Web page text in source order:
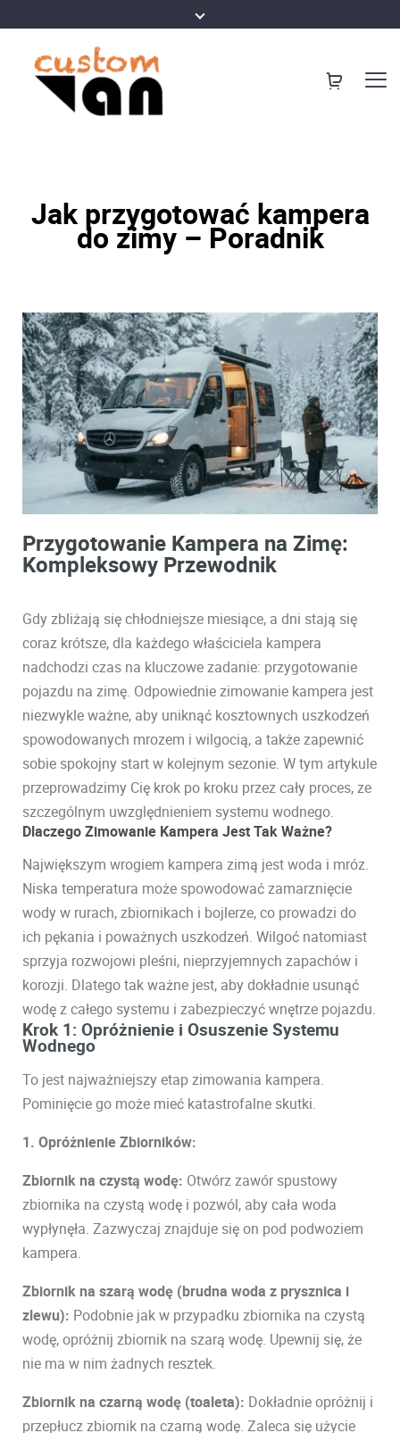
Jak przygotować kampera
do zimy – Poradnik
Przygotowanie Kampera na Zimę:
Kompleksowy Przewodnik
Gdy zbliżają się chłodniejsze miesiące, a dni stają się
coraz krótsze, dla każdego właściciela kampera
nadchodzi czas na kluczowe zadanie: przygotowanie
pojazdu na zimę. Odpowiednie zimowanie kampera jest
niezwykle ważne, aby uniknąć kosztownych uszkodzeń
spowodowanych mrozem i wilgocią, a także zapewnić
sobie spokojny start w kolejnym sezonie. W tym artykule
przeprowadzimy Cię krok po kroku przez cały proces, ze
szczególnym uwzględnieniem systemu wodnego.
Dlaczego Zimowanie Kampera Jest Tak Ważne?
Największym wrogiem kampera zimą jest woda i mróz.
Niska temperatura może spowodować zamarznięcie
wody w rurach, zbiornikach i bojlerze, co prowadzi do
ich pękania i poważnych uszkodzeń. Wilgoć natomiast
sprzyja rozwojowi pleśni, nieprzyjemnych zapachów i
korozji. Dlatego tak ważne jest, aby dokładnie usunąć
wodę z całego systemu i zabezpieczyć wnętrze pojazdu.
Krok 1: Opróżnienie i Osuszenie Systemu
Wodnego
To jest najważniejszy etap zimowania kampera.
Pominięcie go może mieć katastrofalne skutki.
1. Opróżnienie Zbiorników:
Zbiornik na czystą wodę: Otwórz zawór spustowy
zbiornika na czystą wodę i pozwól, aby cała woda
wypłynęła. Zazwyczaj znajduje się on pod podwoziem
kampera.
Zbiornik na szarą wodę (brudna woda z prysznica i
zlewu): Podobnie jak w przypadku zbiornika na czystą
wodę, opróżnij zbiornik na szarą wodę. Upewnij się, że
nie ma w nim żadnych resztek.
Zbiornik na czarną wodę (toaleta): Dokładnie opróżnij i
przepłucz zbiornik na czarną wodę. Zaleca się użycie